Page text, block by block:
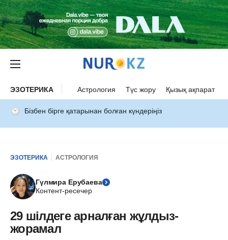
ЭЗОТЕРИКА Астрология Түс жору Қызық ақпарат
Бізбен бірге қатарынан болған күндеріңіз
ЭЗОТЕРИКА АСТРОЛОГИЯ
Гүлмира Ерубаева
Контент-ресечер
29 шілдеге арналған жұлдыз-
жорамал